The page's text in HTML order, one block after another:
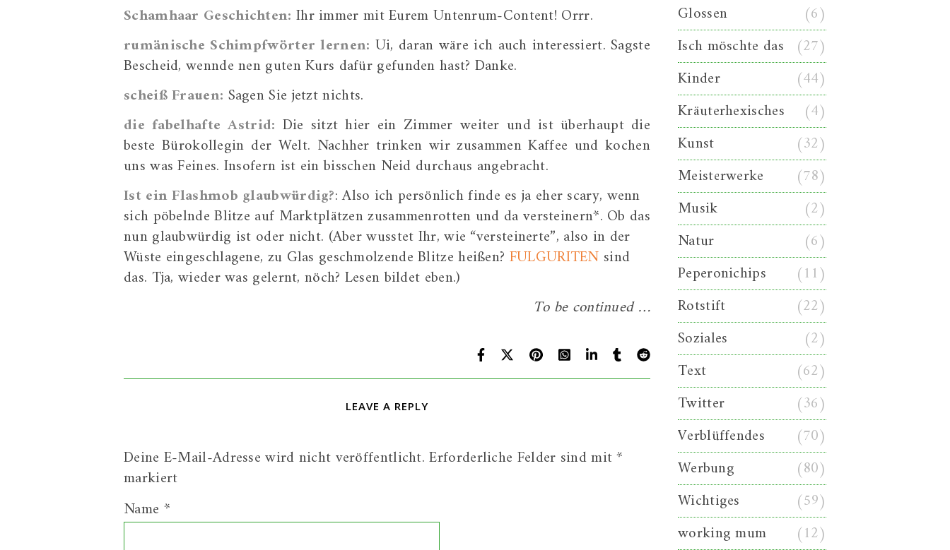
Schamhaar Geschichten: Ihr immer mit Eurem Untenrum-Content! Orrr.
rumänische Schimpfwörter lernen: Ui, daran wäre ich auch interessiert. Sagste
Bescheid, wennde nen guten Kurs dafür gefunden hast? Danke.
scheiß Frauen: Sagen Sie jetzt nichts.
die fabelhafte Astrid: Die sitzt hier ein Zimmer weiter und ist überhaupt die
beste Bürokollegin der Welt. Nachher trinken wir zusammen Kaffee und kochen
uns was Feines. Insofern ist ein bisschen Neid durchaus angebracht.
Ist ein Flashmob glaubwürdig?: Also ich persönlich finde es ja eher scary, wenn
sich pöbelnde Blitze auf Marktplätzen zusammenrotten und da versteinern*. Ob das
nun glaubwürdig ist oder nicht. (Aber wusstet Ihr, wie “versteinerte”, also in der
Wüste eingeschlagene, zu Glas geschmolzende Blitze heißen? FULGURITEN sind
das. Tja, wieder was gelernt, nöch? Lesen bildet eben.)
To be continued …
LEAVE A REPLY
Deine E-Mail-Adresse wird nicht veröffentlicht. Erforderliche Felder sind mit*
markiert
Name *
Glossen
(6)
Isch möschte das (27)
Kinder
(44)
Kräuterhexisches
(4)
Kunst
(32)
Meisterwerke
(78)
Musik
(2)
Natur
(6)
Peperonichips
(11)
Rotstift
(22)
Soziales
(2)
Text
(62)
Twitter
(36)
Verblüffendes
(70)
Werbung
(80)
Wichtiges
(59)
working mum
(12)